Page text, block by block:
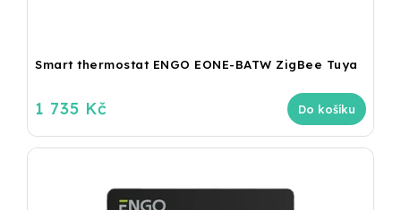
Smart thermostat ENGO EONE-BATW ZigBee Tuya
1 735 Kč Do košíku